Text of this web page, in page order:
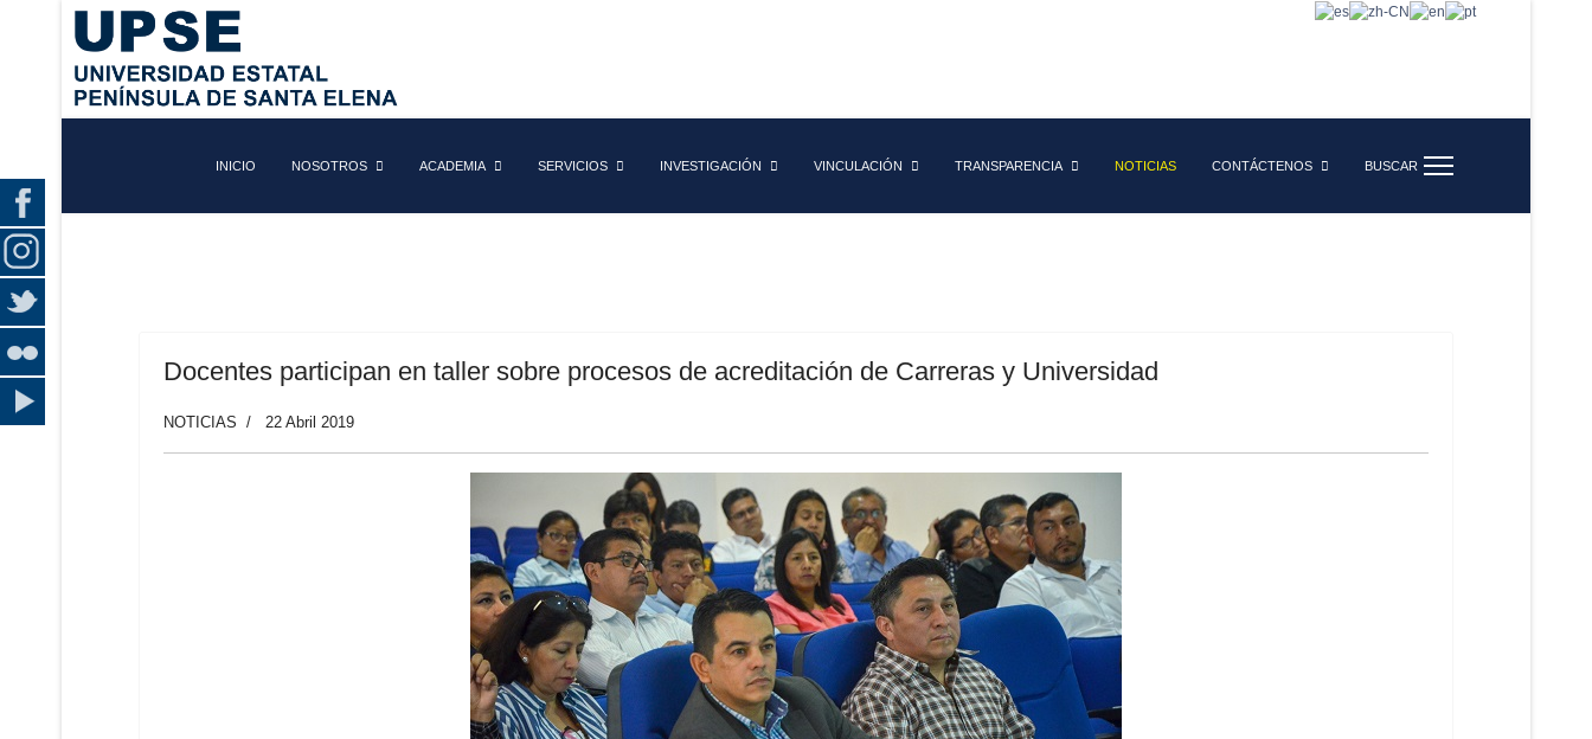
INICIO NOSOTROS ACADEMIA SERVICIOS INVESTIGACIÓN VINCULACIÓN TRANSPARENCIA NOTICIAS CONTÁCTENOS BUSCAR
Docentes participan en taller sobre procesos de acreditación de Carreras y Universidad
NOTICIAS 22 Abril 2019